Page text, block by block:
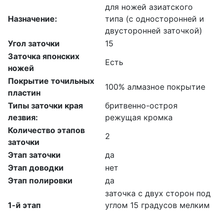
Назначение:
для ножей азиатского
типа (с односторонней и
двусторонней заточкой)
Угол заточки
15
Заточка японских
ножей
Есть
Покрытие точильных
пластин
100% алмазное покрытие
Типы заточки края
лезвия:
бритвенно-остроя
режущая кромка
Количество этапов
заточки
2
Этап заточки
да
Этап доводки
нет
Этап полировки
да
1-й этап
заточка с двух сторон под
углом 15 градусов мелким